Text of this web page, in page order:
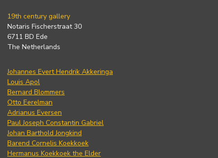
19th century gallery
Notaris Fischerstraat 30
6711 BD Ede
The Netherlands
Johannes Evert Hendrik Akkeringa
Louis Apol
Bernard Blommers
Otto Eerelman
Adrianus Eversen
Paul Joseph Constantin Gabriel
Johan Barthold Jongkind
Barend Cornelis Koekkoek
Hermanus Koekkoek the Elder